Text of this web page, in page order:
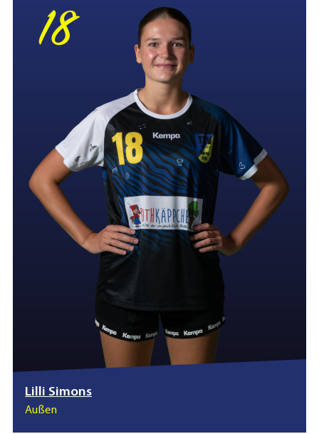
18
Lilli Simons
Außen